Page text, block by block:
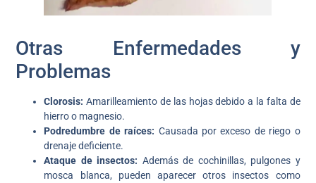
Otras Enfermedades y
Problemas
Clorosis: Amarilleamiento de las hojas debido a la falta de
hierro o magnesio.
Podredumbre de raíces: Causada por exceso de riego o
drenaje deficiente.
Ataque de insectos: Además de cochinillas, pulgones y
mosca blanca, pueden aparecer otros insectos como